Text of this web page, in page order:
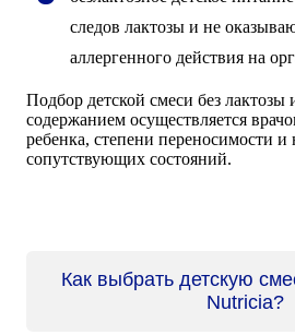
следов лактозы и не
аллергенного действия на
Подбор детской смеси без
содержанием осуществляется
ребенка, степени переносимости и
сопутствующих состояний.
Как выбрать детскую
Nutricia?